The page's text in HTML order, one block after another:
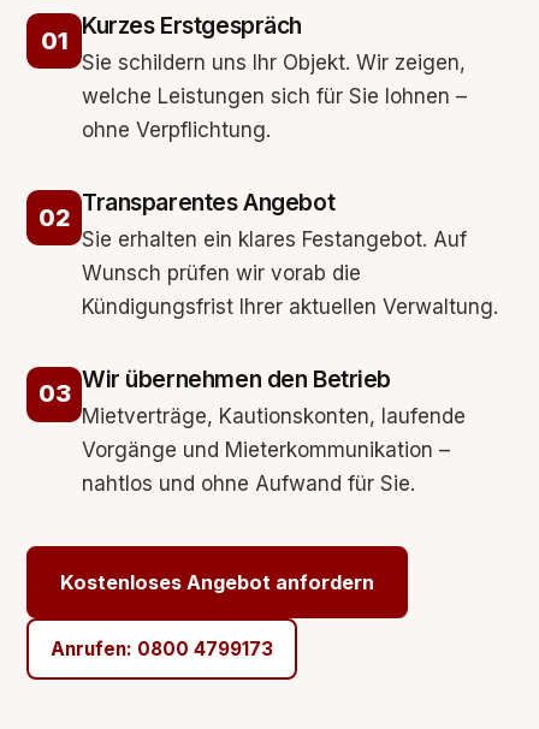
Kurzes Erstgespräch
Sie schildern uns Ihr Objekt. Wir zeigen,
welche Leistungen sich für Sie lohnen –
ohne Verpflichtung.
Transparentes Angebot
Sie erhalten ein klares Festangebot. Auf
Wunsch prüfen wir vorab die
Kündigungsfrist Ihrer aktuellen Verwaltung.
Wir übernehmen den Betrieb
Mietverträge, Kautionskonten, laufende
Vorgänge und Mieterkommunikation –
nahtlos und ohne Aufwand für Sie.
Kostenloses Angebot anfordern
Anrufen: 0800 4799173